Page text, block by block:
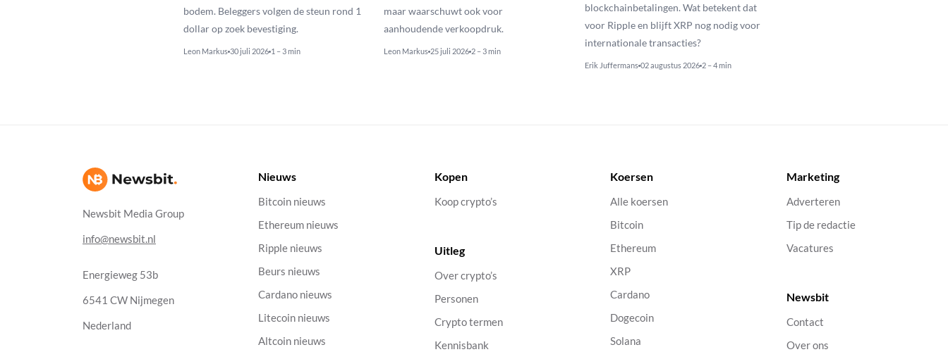
bodem. Beleggers volgen de steun rond 1
dollar op zoek bevestiging.
Leon Markus 30 juli 2026 1 – 3 min
maar waarschuwt ook voor
aanhoudende verkoopdruk.
Leon Markus 25 juli 2026 2 – 3 min
blockchainbetalingen. Wat betekent dat
voor Ripple en blijft XRP nog nodig voor
internationale transacties?
Erik Juffermans 02 augustus 2026 2 – 4 min
Newsbit Media Group
info@newsbit.nl
Energieweg 53b
6541 CW Nijmegen
Nederland
Nieuws
Bitcoin nieuws
Ethereum nieuws
Ripple nieuws
Beurs nieuws
Cardano nieuws
Litecoin nieuws
Altcoin nieuws
Kopen
Koop crypto’s
Uitleg
Over crypto’s
Personen
Crypto termen
Kennisbank
Koersen
Alle koersen
Bitcoin
Ethereum
XRP
Cardano
Dogecoin
Solana
Marketing
Adverteren
Tip de redactie
Vacatures
Newsbit
Contact
Over ons